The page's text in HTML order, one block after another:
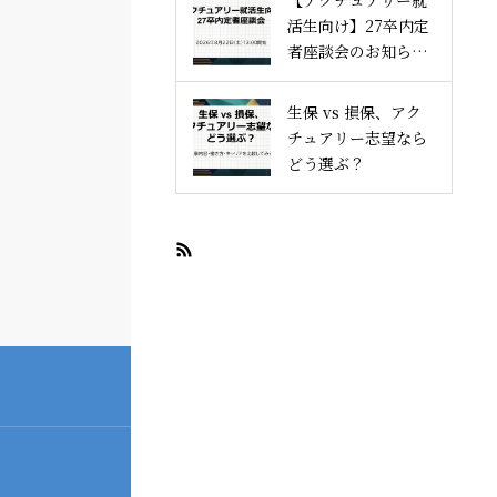
活生向け】27卒内定
者座談会のお知らせ
｜アクチュアリー就
活塾
生保 vs 損保、アク
チュアリー志望なら
どう選ぶ？